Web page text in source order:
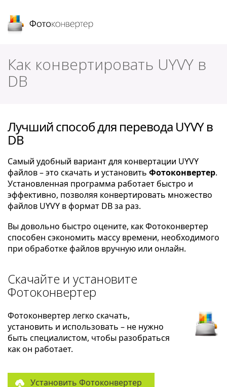
Как конвертировать UYVY в
DB
Лучший способ для перевода UYVY в
DB
Самый удобный вариант для конвертации UYVY
файлов – это скачать и установить Фотоконвертер.
Установленная программа работает быстро и
эффективно, позволяя конвертировать множество
файлов UYVY в формат DB за раз.
Вы довольно быстро оцените, как Фотоконвертер
способен сэкономить массу времени, необходимого
при обработке файлов вручную или онлайн.
Скачайте и установите
Фотоконвертер
Фотоконвертер легко скачать,
установить и использовать – не нужно
быть специалистом, чтобы разобраться
как он работает.
Установить Фотоконвертер